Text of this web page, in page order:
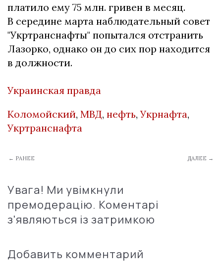
платило ему 75 млн. гривен в месяц.
В середине марта наблюдательный совет
"Укртранснафты" попытался отстранить
Лазорко, однако он до сих пор находится
в должности.
Украинская правда
Коломойский, МВД, нефть,Укрнафта,
Укртранснафта
← РАНЕЕ ДАЛЕЕ →
Увага! Ми увімкнули
премодерацію. Коментарі
з'являються із затримкою
Добавить комментарий